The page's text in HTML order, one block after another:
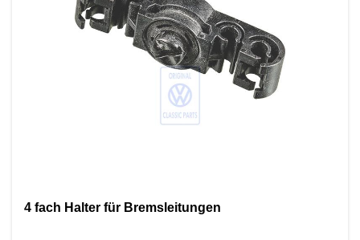
4 fach Halter für Bremsleitungen